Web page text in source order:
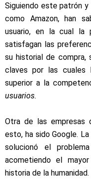
Siguiendo este patrón
como Amazon, han
usuario, en la cual la
satisfagan las
su historial de compra,
claves por las cuales
superior a la
usuarios.
Otra de las empresas
esto, ha sido Google.
solucionó el
acometiendo el
historia de la humanidad.